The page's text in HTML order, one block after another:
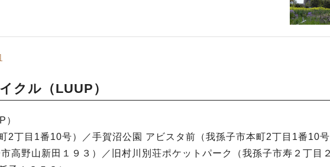
クル（LUUP）
）
2丁目1番10号）／手賀沼公園 アビスタ前（我孫子市本町2丁目1番10
高野山新田１９３）／旧村川別荘ポケットパーク（我孫子市寿２丁目